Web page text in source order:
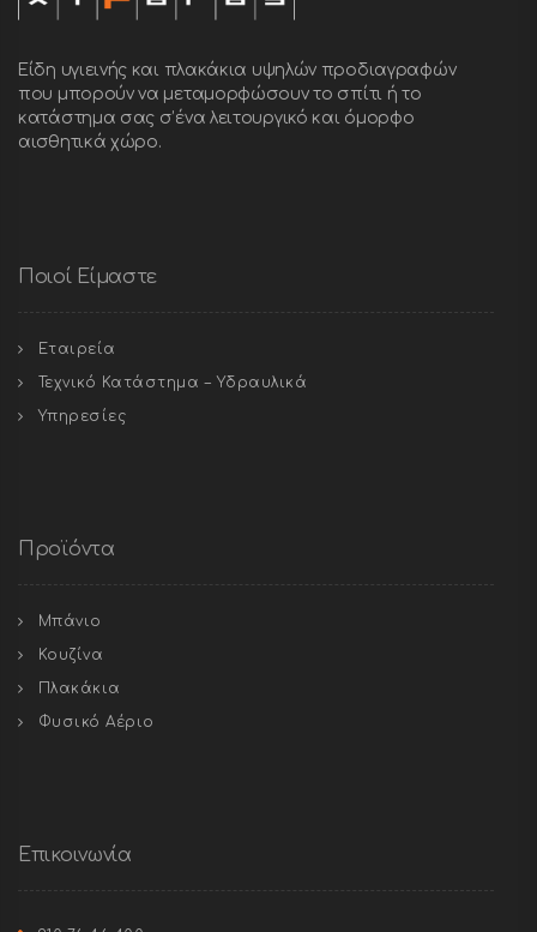
Είδη υγιεινής και πλακάκια υψηλών προδιαγραφών
που μπορούν να μεταμορφώσουν το σπίτι ή το
κατάστημα σας σ’ένα λειτουργικό και όμορφο
αισθητικά χώρο.
Ποιοί Είμαστε
Εταιρεία
Τεχνικό Κατάστημα – Υδραυλικά
Υπηρεσίες
Προϊόντα
Μπάνιο
Κουζίνα
Πλακάκια
Φυσικό Αέριο
Επικοινωνία